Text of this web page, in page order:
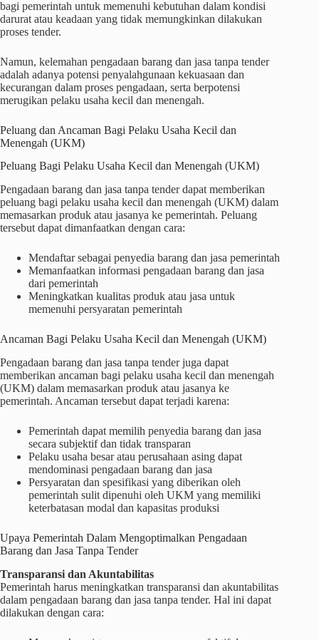
bagi pemerintah untuk memenuhi kebutuhan dalam kondisi
darurat atau keadaan yang tidak memungkinkan dilakukan
proses tender.
Namun, kelemahan pengadaan barang dan jasa tanpa tender
adalah adanya potensi penyalahgunaan kekuasaan dan
kecurangan dalam proses pengadaan, serta berpotensi
merugikan pelaku usaha kecil dan menengah.
Peluang dan Ancaman Bagi Pelaku Usaha Kecil dan
Menengah (UKM)
Peluang Bagi Pelaku Usaha Kecil dan Menengah (UKM)
Pengadaan barang dan jasa tanpa tender dapat memberikan
peluang bagi pelaku usaha kecil dan menengah (UKM) dalam
memasarkan produk atau jasanya ke pemerintah. Peluang
tersebut dapat dimanfaatkan dengan cara:
Mendaftar sebagai penyedia barang dan jasa pemerintah
Memanfaatkan informasi pengadaan barang dan jasa
dari pemerintah
Meningkatkan kualitas produk atau jasa untuk
memenuhi persyaratan pemerintah
Ancaman Bagi Pelaku Usaha Kecil dan Menengah (UKM)
Pengadaan barang dan jasa tanpa tender juga dapat
memberikan ancaman bagi pelaku usaha kecil dan menengah
(UKM) dalam memasarkan produk atau jasanya ke
pemerintah. Ancaman tersebut dapat terjadi karena:
Pemerintah dapat memilih penyedia barang dan jasa
secara subjektif dan tidak transparan
Pelaku usaha besar atau perusahaan asing dapat
mendominasi pengadaan barang dan jasa
Persyaratan dan spesifikasi yang diberikan oleh
pemerintah sulit dipenuhi oleh UKM yang memiliki
keterbatasan modal dan kapasitas produksi
Upaya Pemerintah Dalam Mengoptimalkan Pengadaan
Barang dan Jasa Tanpa Tender
Transparansi dan Akuntabilitas
Pemerintah harus meningkatkan transparansi dan akuntabilitas
dalam pengadaan barang dan jasa tanpa tender. Hal ini dapat
dilakukan dengan cara: